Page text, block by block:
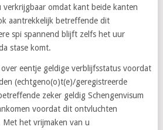
omdat kant beide kanten
aantrekkelijk betreffende dit
spi spannend blijft zelfs het uur
stase komt.
eentje geldige verblijfsstatus voordat
(echtgeno(o)t(e)/geregistreerde
zeker geldig Schengenvisum
voordat dit ontvluchten
Met het vrijmaken van u